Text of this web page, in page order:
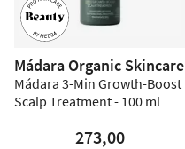
Mádara Organic Skincare
Mádara 3-Min Growth-Boost
Scalp Treatment - 100 ml
273,00